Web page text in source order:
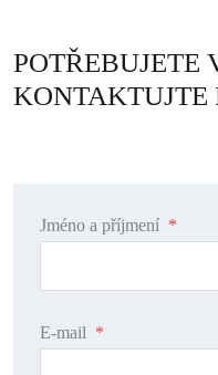
POTŘEBUJETE
KONTAKTUJTE
Jméno a příjmení *
E-mail *